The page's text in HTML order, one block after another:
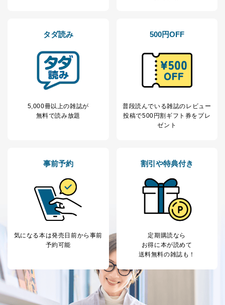
の通知を求められた場合には、遅滞なくこれに応じま
す。ただし、以下①～④のいずれかに該当する場合は、
利用目的の通知を行なうことはできません。そのとき
は、本人に遅滞無くその旨を通知するとともに、理由を
①利用目的を本人に通知し、又は公表することによって
本人又は第三者の生命、身体、財産その他の権利利益を
③国の機関又は地方公共団体が法令の定める事務を遂行
用目的を本人に通知し、又は公表することによって当該
事務の遂行に支障を及ぼすおそれがあるとき
④開示対象個人情報の利用目的が明らかな場合
たはその代理人からの利用目的の通知、開示、変更等
（内容の訂正、追加または削除）、利用停止等（「利用
の停止または消去」「第三者への提供の停止」）の求め
に対応させていただいております。 当社顧客の皆様の
個人情報は「マイページ」にログインしていただくこと
で、訂正、追加、変更を行っていただくことが出来ま
す。マイページをご利用いただけない方、その他の方に
つきましては、下記Aをご覧ください。 また、ご登録い
タダ読み
5,000冊以上の雑誌が
無料で読み放題
500円OFF
普段読んでいる雑誌のレビュー
投稿で500円割ギフト券をプレ
ゼント
事前予約
気になる本は発売日前から事前
予約可能
割引や特典付き
定期購読なら
お得に本が読めて
送料無料の雑誌も！